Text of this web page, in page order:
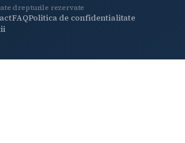
drepturile rezervate
FAQPolitica de confidentialitate